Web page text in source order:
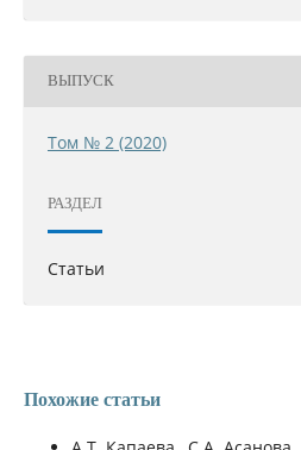
ВЫПУСК
Том № 2 (2020)
РАЗДЕЛ
Статьи
Похожие статьи